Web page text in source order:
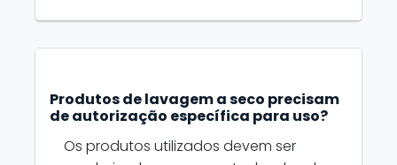
Produtos de lavagem a seco precisam
de autorização específica para uso?
Os produtos utilizados devem ser